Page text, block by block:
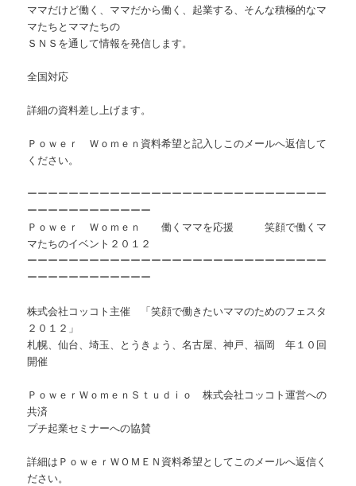
ママだけど働く、ママだから働く、起業する、そんな積極的なマ
マたちとママたちの
ＳＮＳを通して情報を発信します。
全国対応
詳細の資料差し上げます。
Ｐｏｗｅｒ Ｗｏｍｅｎ資料希望と記入しこのメールへ返信して
ください。
ーーーーーーーーーーーーーーーーーーーーーーーーーーーーー
ーーーーーーーーーーーー
Ｐｏｗｅｒ Ｗｏｍｅｎ 働くママを応援 笑顔で働くマ
マたちのイベント２０１２
ーーーーーーーーーーーーーーーーーーーーーーーーーーーーー
ーーーーーーーーーーーー
株式会社コッコト主催 「笑顔で働きたいママのためのフェスタ
２０１２」
札幌、仙台、埼玉、とうきょう、名古屋、神戸、福岡 年１０回
開催
ＰｏｗｅｒＷｏｍｅｎＳｔｕｄｉｏ 株式会社コッコト運営への
共済
プチ起業セミナーへの協賛
詳細はＰｏｗｅｒＷＯＭＥＮ資料希望としてこのメールへ返信く
ださい。